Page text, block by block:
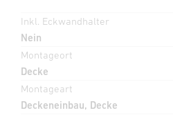
Inkl. Eckwandhalter
Nein
Montageort
Decke
Montageart
Deckeneinbau, Decke